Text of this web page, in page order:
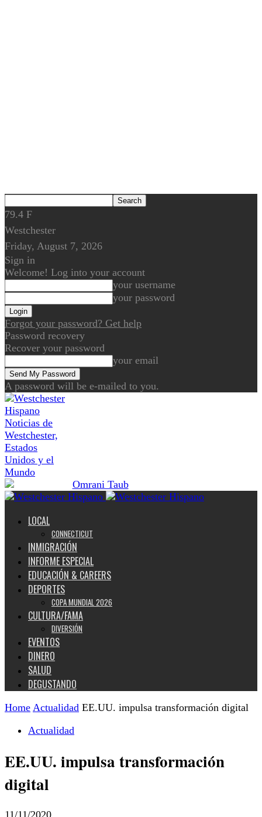
79.4 F
Westchester
Friday, August 7, 2026
Sign in
Welcome! Log into your account
your username
your password
Forgot your password? Get help
Password recovery
Recover your password
your email
A password will be e-mailed to you.
Noticias de
Westchester,
Estados
Unidos y el
Mundo
LOCAL
CONNECTICUT
INMIGRACIÓN
INFORME ESPECIAL
EDUCACIÓN & CAREERS
DEPORTES
COPA MUNDIAL 2026
CULTURA/FAMA
DIVERSIÓN
EVENTOS
DINERO
SALUD
DEGUSTANDO
Home Actualidad EE.UU. impulsa transformación digital
Actualidad
EE.UU. impulsa transformación
digital
11/11/2020